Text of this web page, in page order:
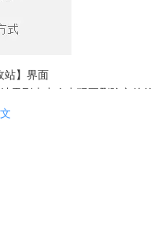
站】界面
果列表中会出现要删除文件的